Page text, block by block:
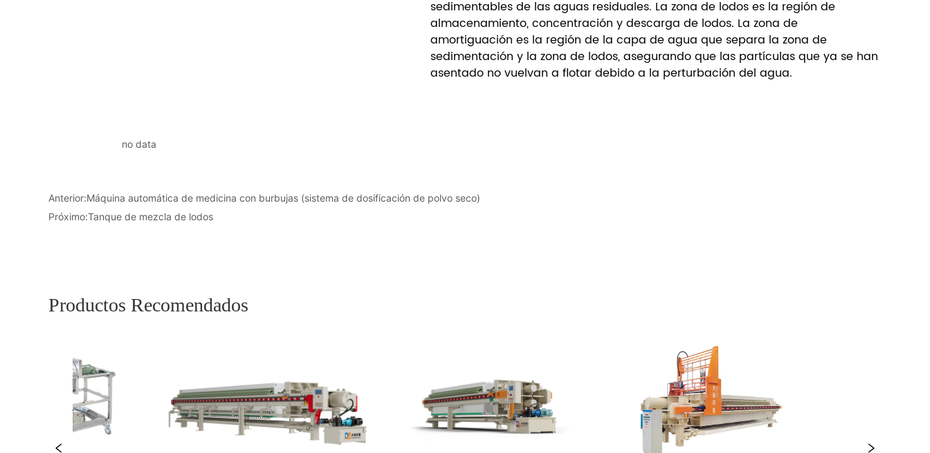
no data
Anterior:Máquina automática de medicina con burbujas (sistema de dosificación de polvo seco)
Próximo:Tanque de mezcla de lodos
Productos Recomendados